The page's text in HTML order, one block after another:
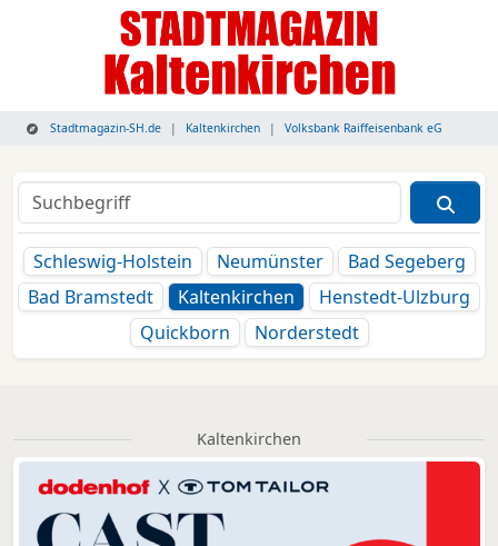
Stadtmagazin-SH.de Kaltenkirchen Volksbank Raiffeisenbank eG
Schleswig-Holstein Neumünster
Bad Segeberg
Bad Bramstedt
Kaltenkirchen
Henstedt-Ulzburg
Quickborn
Norderstedt
Kaltenkirchen